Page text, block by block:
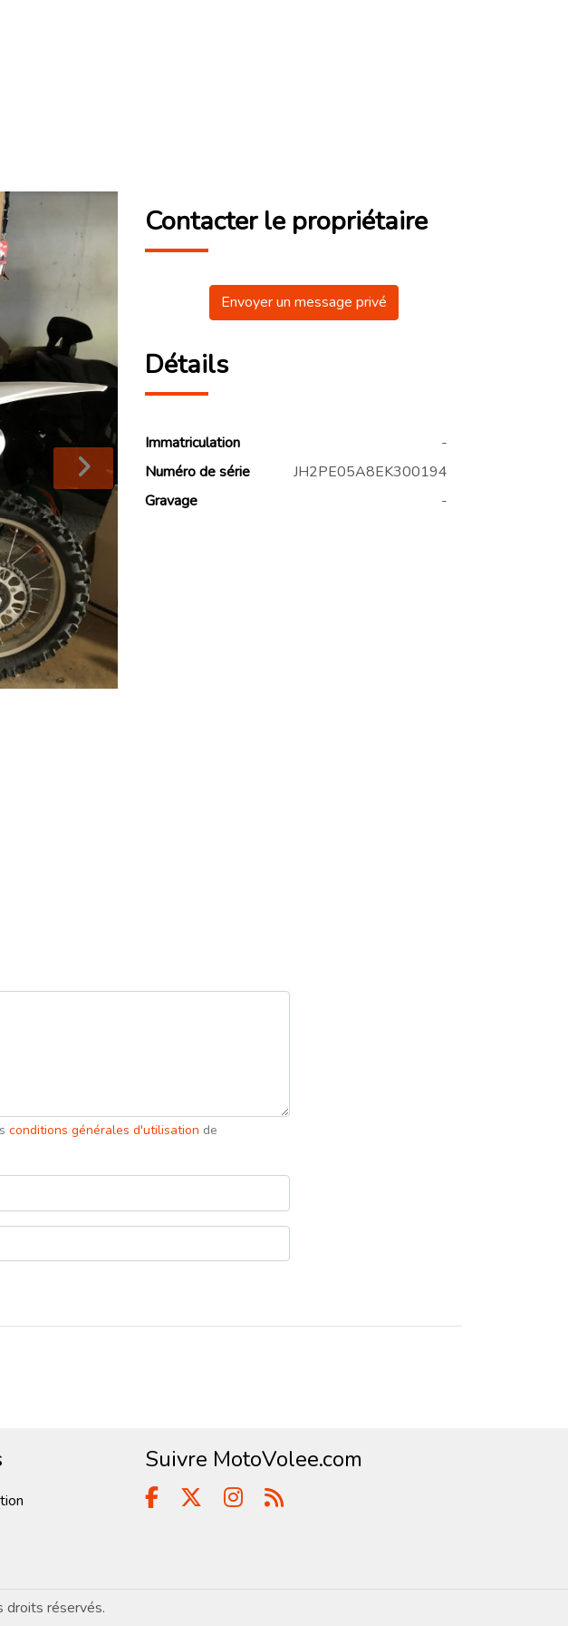
Contacter le propriétaire
Envoyer un message privé
Détails
Immatriculation
-
Numéro de série
JH2PE05A8EK300194
Gravage
-
conditions générales d'utilisation de
Suivre MotoVolee.com
droits réservés.